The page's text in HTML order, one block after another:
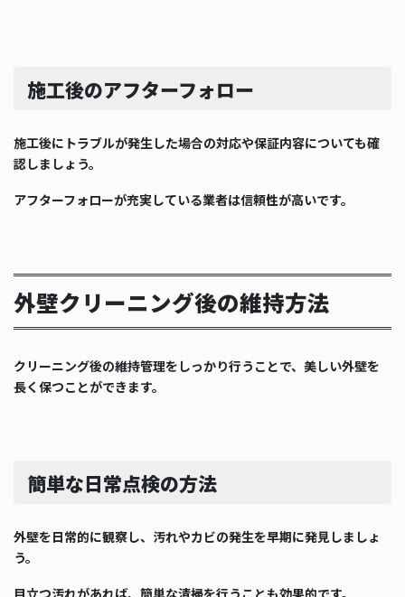
施工後のアフターフォロー
施工後にトラブルが発生した場合の対応や保証内容についても確
認しましょう。
アフターフォローが充実している業者は信頼性が高いです。
外壁クリーニング後の維持方法
クリーニング後の維持管理をしっかり行うことで、美しい外壁を
長く保つことができます。
簡単な日常点検の方法
外壁を日常的に観察し、汚れやカビの発生を早期に発見しましょ
う。
目立つ汚れがあれば、簡単な清掃を行うことも効果的です。